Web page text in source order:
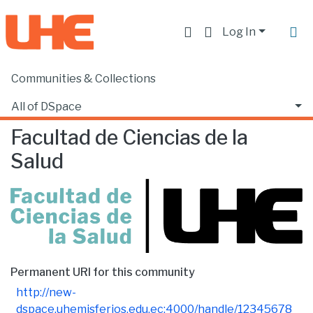
Log In
Communities & Collections
All of DSpace
Home
Facultad de Ciencias de la
Salud
Permanent URI for this community
http://new-
dspace.uhemisferios.edu.ec:4000/handle/12345678